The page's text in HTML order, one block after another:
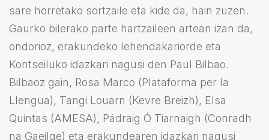
sare horretako sortzaile eta kide da, hain zuzen.
Gaurko bilerako parte hartzaileen artean izan da,
ondorioz, erakundeko lehendakariorde eta
Kontseiluko idazkari nagusi den Paul Bilbao.
Bilbaoz gain, Rosa Marco (Plataforma per la
Llengua), Tangi Louarn (Kevre Breizh), Elsa
Quintas (AMESA), Pádraig Ó Tiarnaigh (Conradh
na Gaeilge) eta erakundearen idazkari nagusi